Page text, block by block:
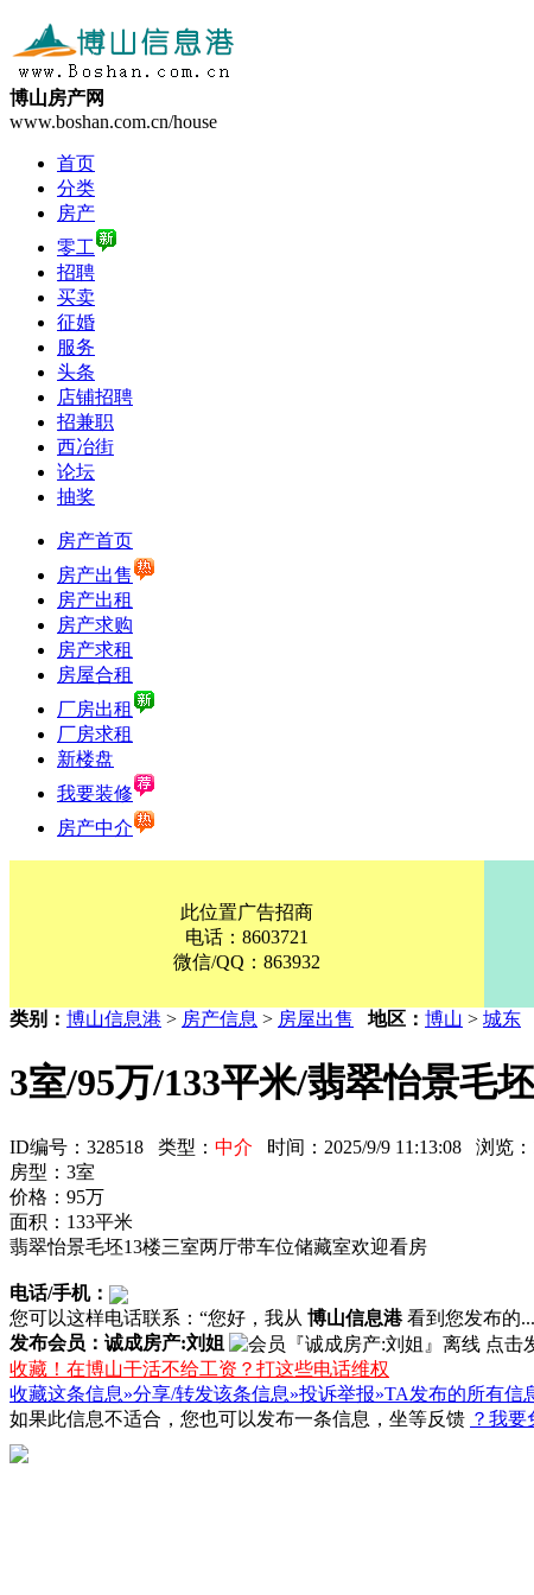
博山房产网
www.boshan.com.cn/house
首页
分类
房产
零工
招聘
买卖
征婚
服务
头条
店铺招聘
招兼职
西冶街
论坛
抽奖
房产首页
房产出售
房产出租
房产求购
房产求租
房屋合租
厂房出租
厂房求租
新楼盘
我要装修
房产中介
此位置广告招商
电话：8603721
微信/QQ：863932
类别： 博山信息港 > 房产信息 > 房屋出售 地区： 博山 > 城东
3室/95万/133平米/翡翠怡景毛
ID编号：328518 类型： 中介 时间：2025/9/9 11:13:08 浏览
房型：3室
价格：95万
面积：133平米
翡翠怡景毛坯13楼三室两厅带车位储藏室欢迎看房
电话/手机：
您可以这样电话联系：“您好，我从 博山信息港看到您发布的
发布会员：诚成房产:刘姐
收藏！在博山干活不给工资？打这些电话维权
收藏这条信息»分享/转发该条信息»投诉举报»TA发布的所有信
如果此信息不适合，您也可以发布一条信息，坐等反馈 ？我要